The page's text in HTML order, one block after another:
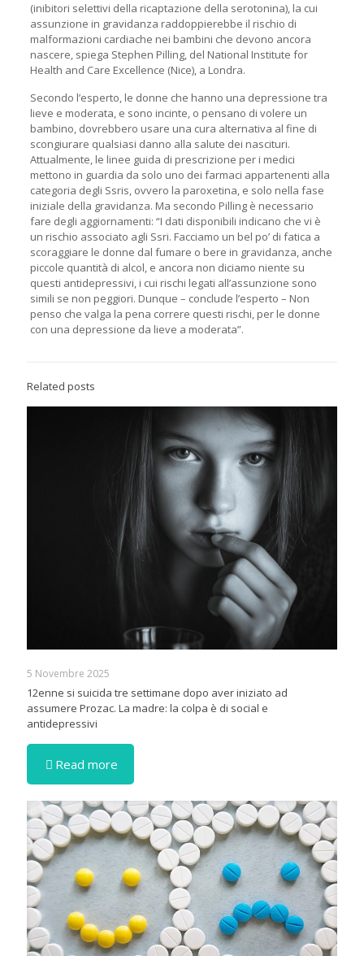
(inibitori selettivi della ricaptazione della serotonina), la cui
assunzione in gravidanza raddoppierebbe il rischio di
malformazioni cardiache nei bambini che devono ancora
nascere, spiega Stephen Pilling, del National Institute for
Health and Care Excellence (Nice), a Londra.
Secondo l’esperto, le donne che hanno una depressione tra
lieve e moderata, e sono incinte, o pensano di volere un
bambino, dovrebbero usare una cura alternativa al fine di
scongiurare qualsiasi danno alla salute dei nascituri.
Attualmente, le linee guida di prescrizione per i medici
mettono in guardia da solo uno dei farmaci appartenenti alla
categoria degli Ssris, ovvero la paroxetina, e solo nella fase
iniziale della gravidanza. Ma secondo Pilling è necessario
fare degli aggiornamenti: “I dati disponibili indicano che vi è
un rischio associato agli Ssri. Facciamo un bel po’ di fatica a
scoraggiare le donne dal fumare o bere in gravidanza, anche
piccole quantità di alcol, e ancora non diciamo niente su
questi antidepressivi, i cui rischi legati all’assunzione sono
simili se non peggiori. Dunque – conclude l’esperto – Non
penso che valga la pena correre questi rischi, per le donne
con una depressione da lieve a moderata”.
Related posts
5 Novembre 2025
12enne si suicida tre settimane dopo aver iniziato ad
assumere Prozac. La madre: la colpa è di social e
antidepressivi
Read more